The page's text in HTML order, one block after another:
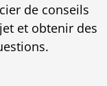
de conseils
et obtenir des